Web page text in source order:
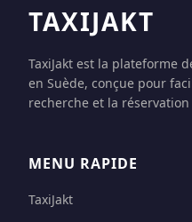
TAXIJAKT
TaxiJakt est la plateforme
en Suède, conçue pour
recherche et la réservation
MENU RAPIDE
TaxiJakt